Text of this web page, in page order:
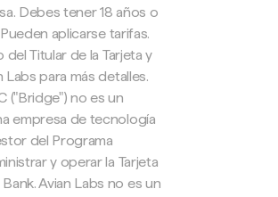
Debes tener 18 años o
aplicarse tarifas.
Titular de la Tarjeta y
para más detalles.
("Bridge") no es un
empresa de tecnología
del Programa
y operar la Tarjeta
Avian Labs no es un